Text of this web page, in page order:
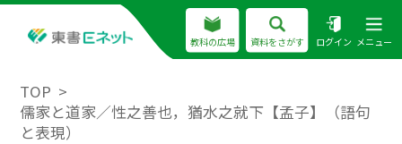
教科の広場 資料をさがす ログイン メニュー
TOP
儒家と道家／性之善也，猶水之就下【孟子】（語句
と表現）